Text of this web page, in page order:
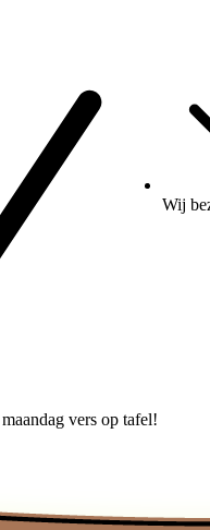
maandag vers op tafel!
Wij